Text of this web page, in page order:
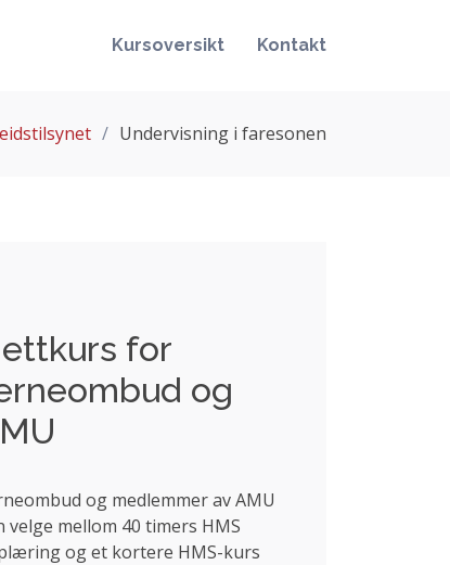
Kursoversikt Kontakt
Undervisning i faresonen
for
og
og medlemmer av AMU
velge mellom 40 timers HMS
og et kortere HMS-kurs